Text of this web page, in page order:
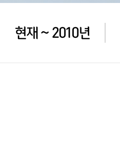
현재 ~ 2010년